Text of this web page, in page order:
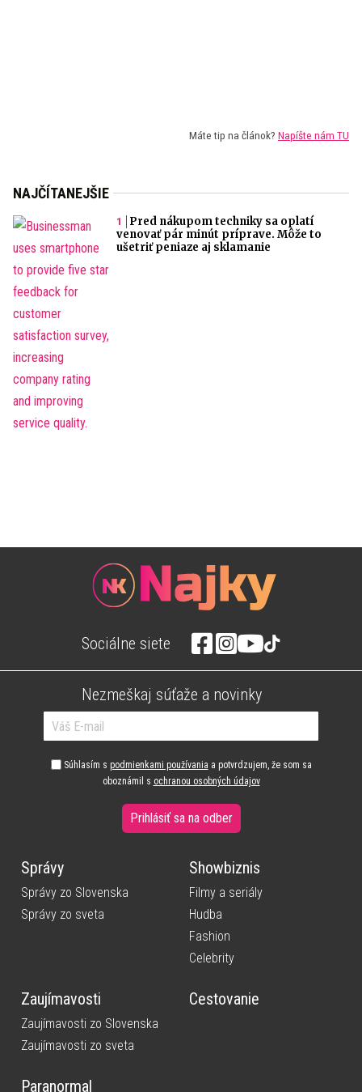
Máte tip na článok? Napíšte nám TU
NAJČÍTANEJŠIE
Pred nákupom techniky sa oplatí
venovať pár minút príprave. Môže to
ušetriť peniaze aj sklamanie
Sociálne siete
Nezmeškaj súťaže a novinky
Súhlasím s podmienkami používania a potvrdzujem, že som sa
oboznámil s ochranou osobných údajov
Prihlásiť sa na odber
Správy
Správy zo Slovenska
Správy zo sveta
Showbiznis
Filmy a seriály
Hudba
Fashion
Celebrity
Zaujímavosti
Zaujímavosti zo Slovenska
Zaujímavosti zo sveta
Cestovanie
Paranormal